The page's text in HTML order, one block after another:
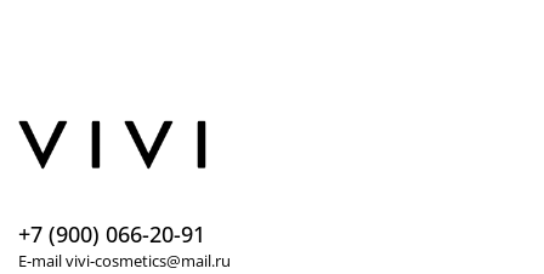
+7 (900) 066-20-91
E-mail vivi-cosmetics@mail.ru